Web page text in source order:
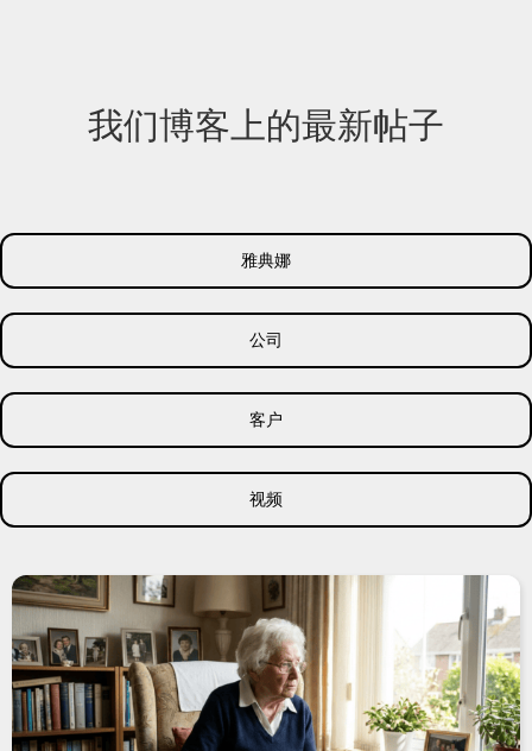
公平的评估流
程，杜绝了任
将直接帮助您
凭借辛勤工作
资。请阅读我
们的文章，今
功的职业生涯
我们博客上的最新帖子
雅典娜
公司
客户
视频